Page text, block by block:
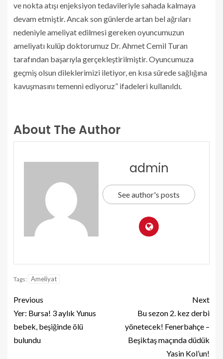
ve nokta atışı enjeksiyon tedavileriyle sahada kalmaya
devam etmiştir. Ancak son günlerde artan bel ağrıları
nedeniyle ameliyat edilmesi gereken oyuncumuzun
ameliyatı kulüp doktorumuz Dr. Ahmet Cemil Turan
tarafından başarıyla gerçekleştirilmiştir. Oyuncumuza
geçmiş olsun dileklerimizi iletiyor, en kısa sürede sağlığına
kavuşmasını temenni ediyoruz” ifadeleri kullanıldı.
About The Author
admin
See author's posts
Tags: Ameliyat
Previous
Yer: Bursa! 3 aylık Yunus
bebek, beşiğinde ölü
bulundu
Next
Bu sezon 2. kez derbi
yönetecek! Fenerbahçe –
Beşiktaş maçında düdük
Yasin Kol’un!